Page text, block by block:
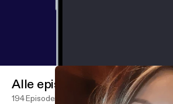
Alle episoder
194 Episoder